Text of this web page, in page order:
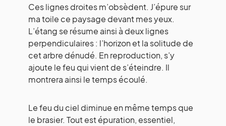
Ces lignes droites m’obsèdent. J’épure sur
ma toile ce paysage devant mes yeux.
L’étang se résume ainsi à deux lignes
perpendiculaires : l’horizon et la solitude de
cet arbre dénudé. En reproduction, s’y
ajoute le feu qui vient de s’éteindre. Il
montrera ainsi le temps écoulé.
Le feu du ciel diminue en même temps que
le brasier. Tout est épuration, essentiel,